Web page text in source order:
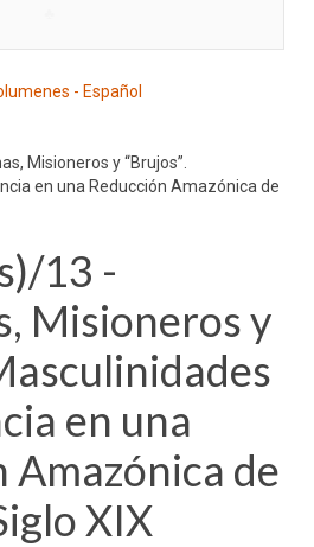
- Español
Misioneros y “Brujos”.
en una Reducción Amazónica de
13 -
Misioneros y
en una
Amazónica de
XIX